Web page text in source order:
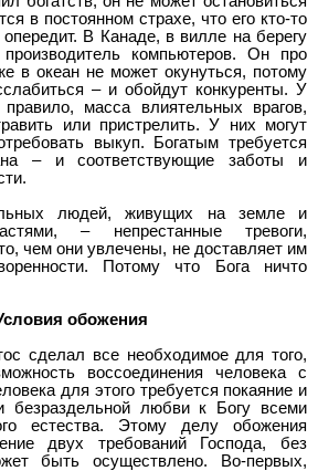
в постоянном страхе, что его кто-то
опередит. В Канаде, в вилле на берегу
компьютеров. Он про
в океан не может окунуться, потому
– и обойдут конкуренты. У
масса влиятельных врагов,
или пристрелить. У них могут
выкуп. Богатым требуется
– и соответствующие заботы и
людей, живущих на земле и
– непрестанные тревоги,
чем они увлечены, не доставляет им
Потому что Бога ничто
обожения
сделал все необходимое для того,
воссоединения человека с
для этого требуется покаяние и
безраздельной любви к Богу всеми
естества. Этому делу обожения
двух требований Господа, без
быть осуществлено. Во-первых,